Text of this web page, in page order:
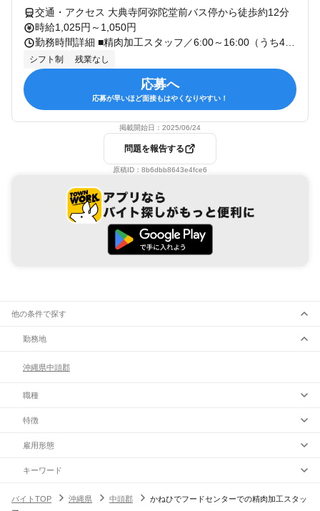
交通・アクセス 大典寺阿弥陀堂前バス停から徒歩約12分
時給1,025円～1,050円
シフト制 残業なし
応募へ
応募が早いほど面接もはやくなりやすい！
掲載開始日： 2025/06/24
問題を報告する
原稿ID： 8b6dbb8643e4fce6
他の条件で探す
勤務地
沖縄県中頭郡
職種
特徴
雇用形態
キーワード
バイトTOP 沖縄県 中頭郡
かねひでフードセンターでの精肉加工スタッ